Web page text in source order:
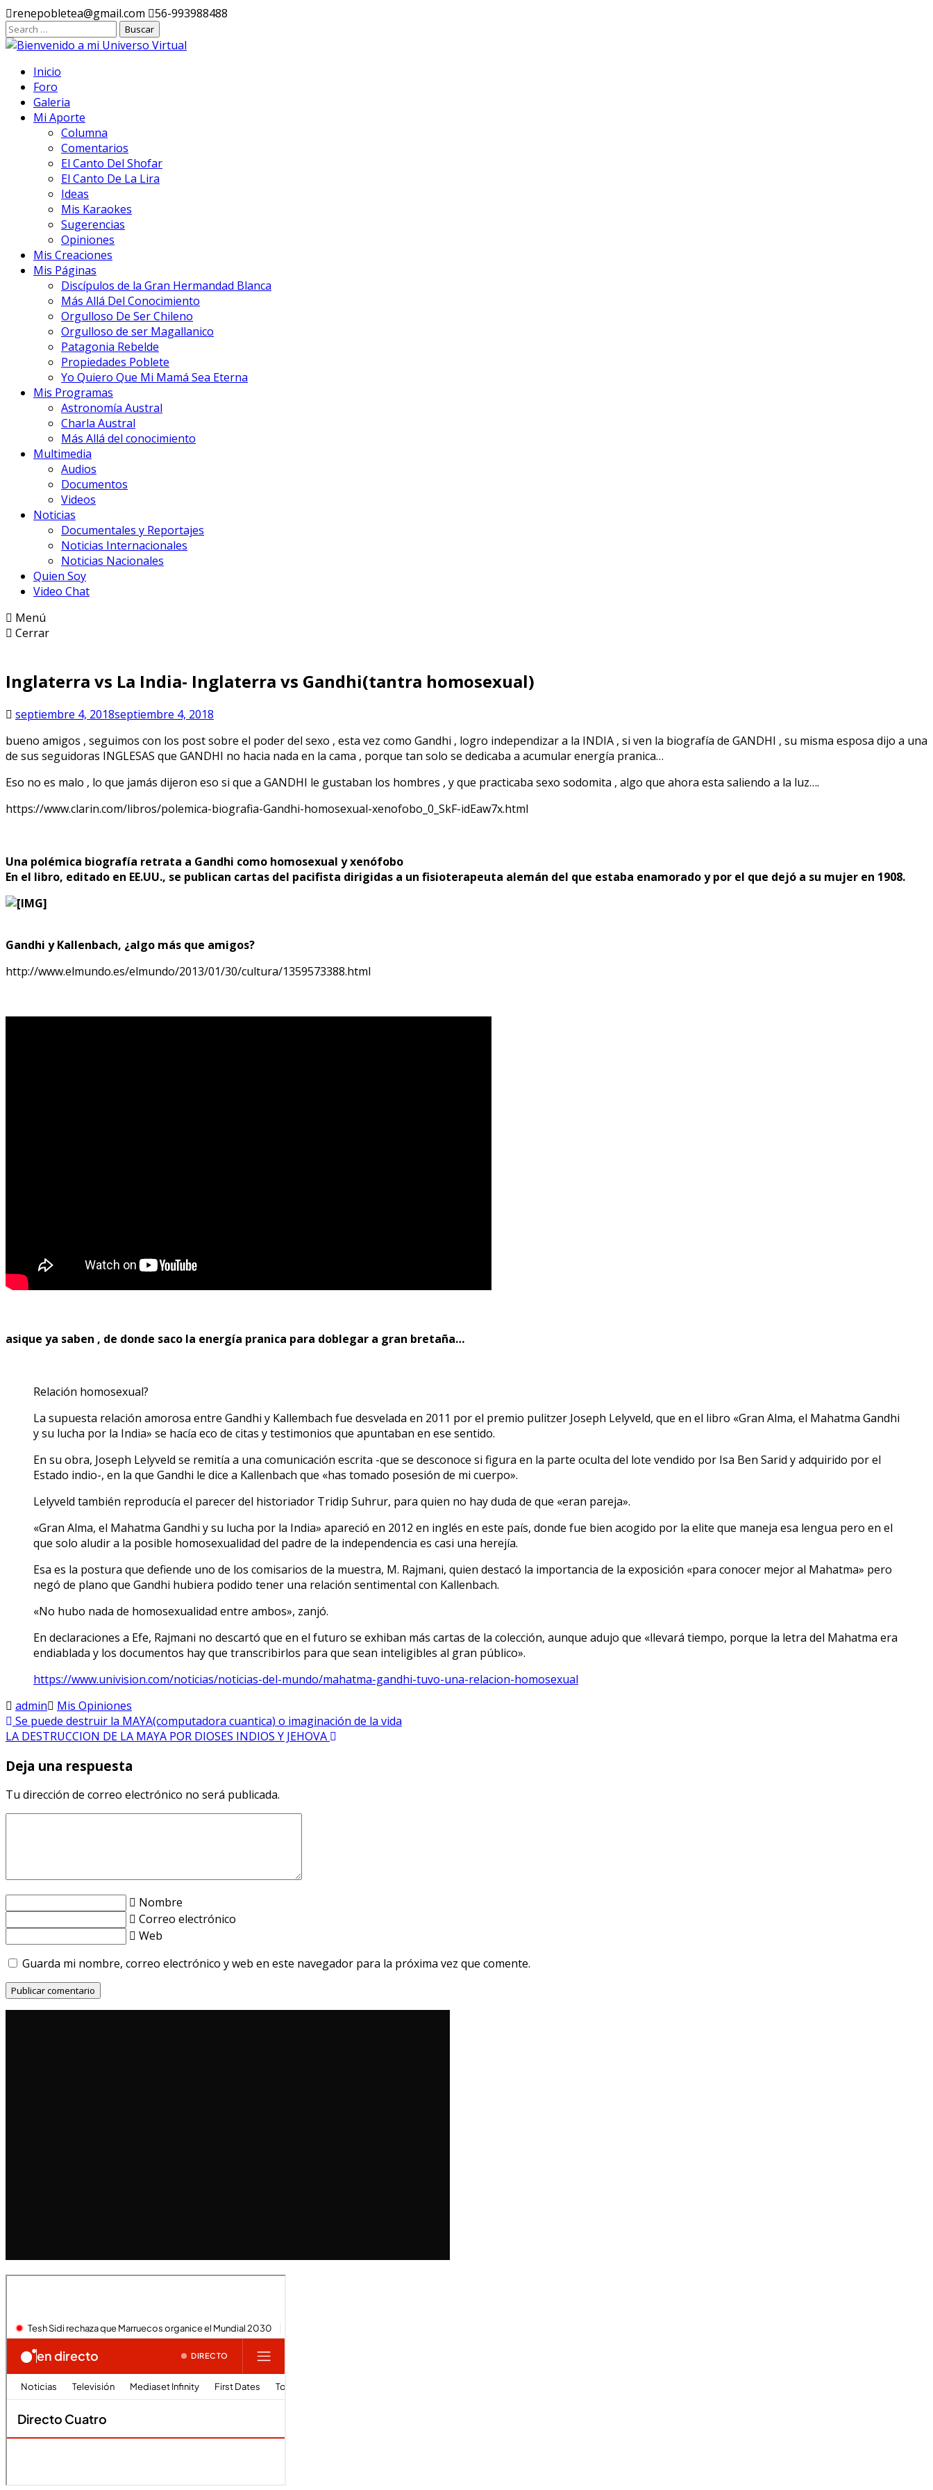
Ir
al
contenido
renepobletea@gmail.com 56-993988488
Inicio
Foro
Galeria
Mi Aporte
Columna
Comentarios
El Canto Del Shofar
El Canto De La Lira
Ideas
Mis Karaokes
Sugerencias
Opiniones
Mis Creaciones
Mis Páginas
Discípulos de la Gran Hermandad Blanca
Más Allá Del Conocimiento
Orgulloso De Ser Chileno
Orgulloso de ser Magallanico
Patagonia Rebelde
Propiedades Poblete
Yo Quiero Que Mi Mamá Sea Eterna
Mis Programas
Astronomía Austral
Charla Austral
Más Allá del conocimiento
Multimedia
Audios
Documentos
Videos
Noticias
Documentales y Reportajes
Noticias Internacionales
Noticias Nacionales
Quien Soy
Video Chat
Menú
Cerrar
Inglaterra vs La India- Inglaterra vs Gandhi(tantra homosexual)
septiembre 4, 2018septiembre 4, 2018
bueno amigos , seguimos con los post sobre el poder del sexo , esta vez como Gandhi , logro independizar a la INDIA , si ven la biografía de GANDHI , su misma esposa dijo a una
de sus seguidoras INGLESAS que GANDHI no hacia nada en la cama , porque tan solo se dedicaba a acumular energía pranica…
Eso no es malo , lo que jamás dijeron eso si que a GANDHI le gustaban los hombres , y que practicaba sexo sodomita , algo que ahora esta saliendo a la luz….
https://www.clarin.com/libros/polemica-biografia-Gandhi-homosexual-xenofobo_0_SkF-idEaw7x.html
Una polémica biografía retrata a Gandhi como homosexual y xenófobo
En el libro, editado en EE.UU., se publican cartas del pacifista dirigidas a un fisioterapeuta alemán del que estaba enamorado y por el que dejó a su mujer en 1908.
Gandhi y Kallenbach, ¿algo más que amigos?
http://www.elmundo.es/elmundo/2013/01/30/cultura/1359573388.html
asique ya saben , de donde saco la energía pranica para doblegar a gran bretaña…
Relación homosexual?
La supuesta relación amorosa entre Gandhi y Kallembach fue desvelada en 2011 por el premio pulitzer Joseph Lelyveld, que en el libro «Gran Alma, el Mahatma Gandhi
y su lucha por la India» se hacía eco de citas y testimonios que apuntaban en ese sentido.
En su obra, Joseph Lelyveld se remitía a una comunicación escrita -que se desconoce si figura en la parte oculta del lote vendido por Isa Ben Sarid y adquirido por el
Estado indio-, en la que Gandhi le dice a Kallenbach que «has tomado posesión de mi cuerpo».
Lelyveld también reproducía el parecer del historiador Tridip Suhrur, para quien no hay duda de que «eran pareja».
«Gran Alma, el Mahatma Gandhi y su lucha por la India» apareció en 2012 en inglés en este país, donde fue bien acogido por la elite que maneja esa lengua pero en el
que solo aludir a la posible homosexualidad del padre de la independencia es casi una herejía.
Esa es la postura que defiende uno de los comisarios de la muestra, M. Rajmani, quien destacó la importancia de la exposición «para conocer mejor al Mahatma» pero
negó de plano que Gandhi hubiera podido tener una relación sentimental con Kallenbach.
«No hubo nada de homosexualidad entre ambos», zanjó.
En declaraciones a Efe, Rajmani no descartó que en el futuro se exhiban más cartas de la colección, aunque adujo que «llevará tiempo, porque la letra del Mahatma era
endiablada y los documentos hay que transcribirlos para que sean inteligibles al gran público».
https://www.univision.com/noticias/noticias-del-mundo/mahatma-gandhi-tuvo-una-relacion-homosexual
admin
Mis Opiniones
Se puede destruir la MAYA(computadora cuantica) o imaginación de la vida
LA DESTRUCCION DE LA MAYA POR DIOSES INDIOS Y JEHOVA
Deja una respuesta
Tu dirección de correo electrónico no será publicada.
Nombre
Correo electrónico
Web
Guarda mi nombre, correo electrónico y web en este navegador para la próxima vez que comente.